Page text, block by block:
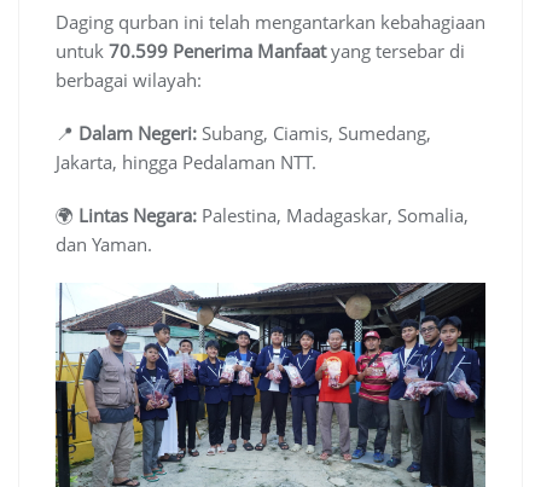
Daging qurban ini telah mengantarkan kebahagiaan
untuk 70.599 Penerima Manfaatyang tersebar di
berbagai wilayah:
📍 Dalam Negeri: Subang, Ciamis, Sumedang,
Jakarta, hingga Pedalaman NTT.
🌍 Lintas Negara: Palestina, Madagaskar, Somalia,
dan Yaman.